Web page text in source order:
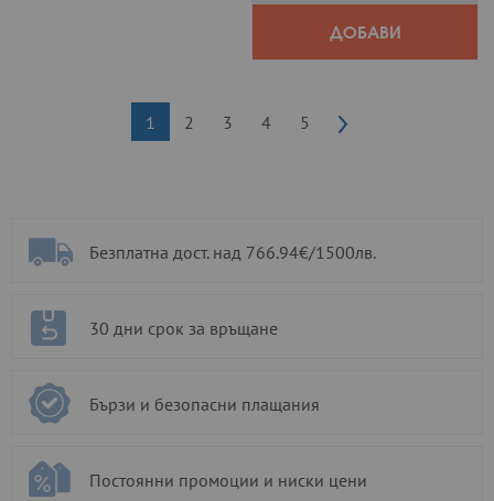
ДОБАВИ
Страница
В
1 Страница
2 Страница
3 Страница
4 Страница
5 Страница
Следващ
Безплатна дост. над 766.94€/1500лв.
30 дни срок за връщане
Бързи и безопасни плащания
Постоянни промоции и ниски цени